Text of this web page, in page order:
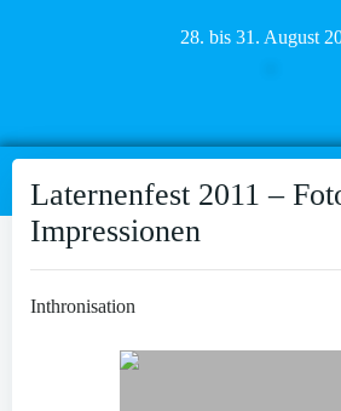
28. bis 31. August
Laternenfest 2011 –
Impressionen
Inthronisation